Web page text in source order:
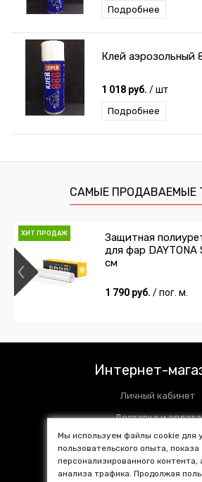
Подробнее
Клей аэрозольный
1 018 руб. / шт
Подробнее
360 руб./ шт
Валик прикаточный
360 руб./ шт
520 мл
1 018 руб./ шт
Подробнее
Клей UNICONT
отвердителем
САМЫЕ ПРОДАВАЕМЫЕ
ХИТ ПРОДАЖ
Защитная
для фар DAYTONA
см
1 790 руб. / пог. м.
Интернет-
Личный кабинет
Доставка и оплата
Установочные
Контакты
Мы используем файлы cookie для
пользовательского опыта, показа
персонализированного контента,
анализа трафика. Продолжая